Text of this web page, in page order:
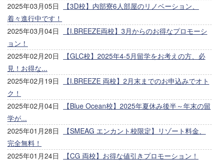
2025年03月05日
【3D校】内部寮6人部屋のリノベーション、
着々進行中です！
2025年03月04日
【I.BREEZE両校】3月からのお得なプロモーシ
ョン！
2025年02月20日
【GLC校】2025年4-5月留学をお考えの方、必
見！お得な...
2025年02月19日
【I.BREEZE 両校】2月末までのお申込みでオト
ク！
2025年02月04日
【Blue Ocean校】2025年夏休み後半～年末の留
学が...
2025年01月28日
【SMEAG エンカント校限定】リゾート料金、
完全無料！
2025年01月24日
【CG 両校】お得な値引きプロモーション！